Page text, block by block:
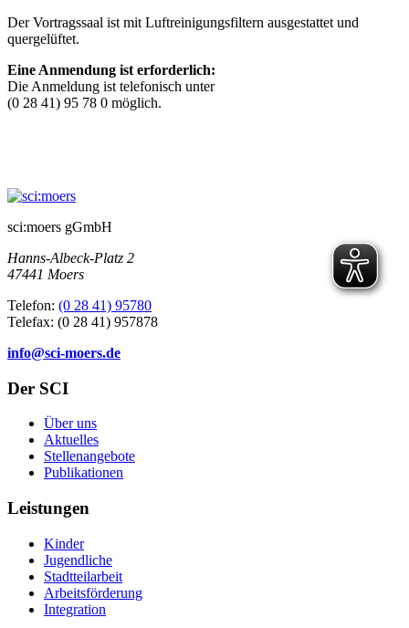
Der Vortragssaal ist mit Luftreinigungsfiltern ausgestattet und
quergelüftet.
Eine Anmendung ist erforderlich:
Die Anmeldung ist telefonisch unter
(0 28 41) 95 78 0 möglich.
sci:moers gGmbH
Hanns-Albeck-Platz 2
47441 Moers
Telefon: (0 28 41) 95780
Telefax: (0 28 41) 957878
info@sci-moers.de
Der SCI
Über uns
Aktuelles
Stellenangebote
Publikationen
Leistungen
Kinder
Jugendliche
Stadtteilarbeit
Arbeitsförderung
Integration